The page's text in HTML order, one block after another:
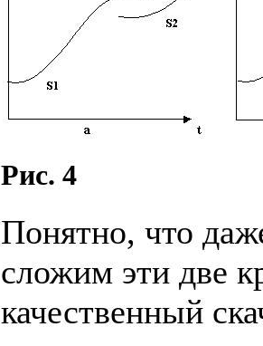
Рис. 4
Понятно, что
сложим эти две
качественный